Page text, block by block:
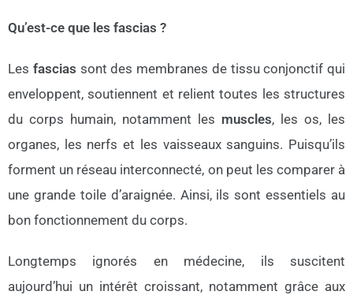
Qu’est-ce que les fascias ?
Les fascias sont des membranes de tissu conjonctif qui
enveloppent, soutiennent et relient toutes les structures
du corps humain, notamment les muscles, les os, les
organes, les nerfset les vaisseaux sanguins. Puisqu’ils
forment un réseau interconnecté, on peut les comparerà
une grande toile d’araignée. Ainsi, ils sontessentiels au
bon fonctionnement du corps.
Longtemps ignorés en médecine, ils suscitent
aujourd’hui un intérêt croissant, notamment grâce aux